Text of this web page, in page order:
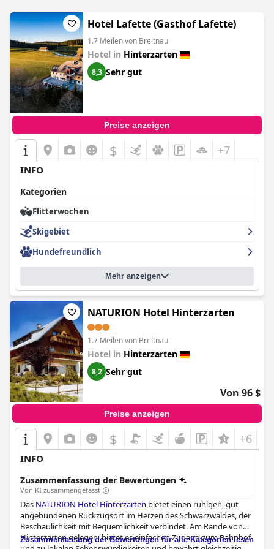
bietet.
Hotel Lafette (Gasthof Lafette)
1.7 Meilen von Breitnau
Hotel in Hinterzarten
8,3 Sehr gut
Preise anzeigen
$ +7
INFO
Kategorien
Flitterwochen
Skigebiet
Hundefreundlich
Mehr anzeigen
NATURION Hotel Hinterzarten
1.7 Meilen von Breitnau
Hotel in Hinterzarten
8,2 Sehr gut
Von 96 $
Preise anzeigen
$ +6
INFO
Zusammenfassung der Bewertungen
Von KI zusammengefasst
Das NATURION Hotel Hinterzarten bietet einen ruhigen, gut
angebundenen Rückzugsort im Herzen des Schwarzwaldes, der
Beschaulichkeit mit Bequemlichkeit verbindet. Am Rande von
Hinterzarten gelegen, bietet es einfachen Zugang zum Bahnhof
Zusammenfassung der Bewertungen für alle Kategorien lesen